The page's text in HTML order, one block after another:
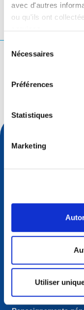
avec d'autres
ou qu'ils ont
Nécessaires
Préférences
Statistiques
Marketing
Utiliser
Que
European Registry
Telecomlaan 9/7
Diegem, Belgium